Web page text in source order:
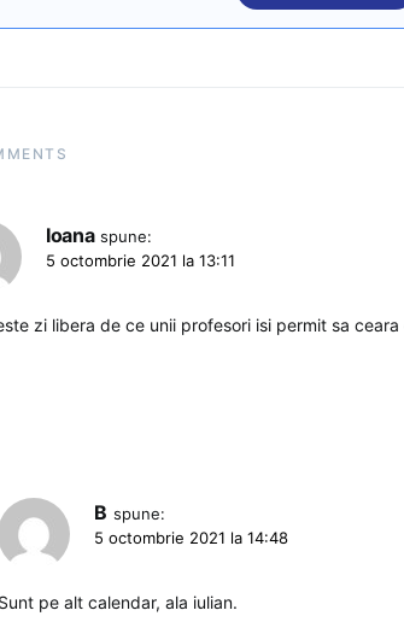
Ioana spune:
5 octombrie 2021 la 13:11
zi libera de ce unii profesori isi permit sa
B spune:
5 octombrie 2021 la 14:48
Sunt pe alt calendar, ala iulian.